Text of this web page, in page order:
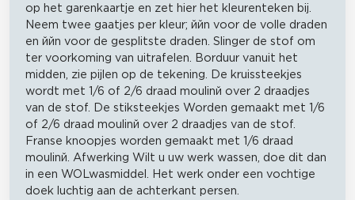
op het garenkaartje en zet hier het kleurenteken bij.
Neem twee gaatjes per kleur; ййn voor de volle draden
en ййn voor de gesplitste draden. Slinger de stof om
ter voorkoming van uitrafelen. Borduur vanuit het
midden, zie pijlen op de tekening. De kruissteekjes
wordt met 1/6 of 2/6 draad moulinй over 2 draadjes
van de stof. De stiksteekjes Worden gemaakt met 1/6
of 2/6 draad moulinй over 2 draadjes van de stof.
Franse knoopjes worden gemaakt met 1/6 draad
moulinй. Afwerking Wilt u uw werk wassen, doe dit dan
in een WOLwasmiddel. Het werk onder een vochtige
doek luchtig aan de achterkant persen.